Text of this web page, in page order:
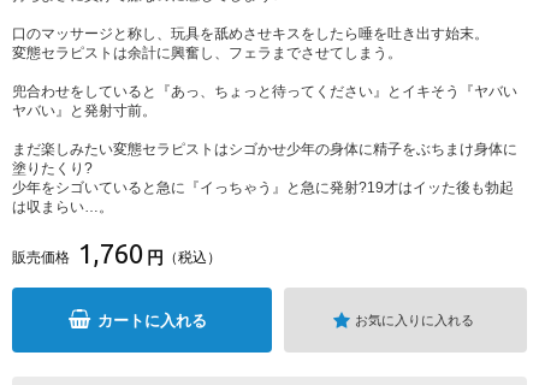
口のマッサージと称し、玩具を舐めさせキスをしたら唾を吐き出す始末。
変態セラピストは余計に興奮し、フェラまでさせてしまう。
兜合わせをしていると『あっ、ちょっと待ってください』とイキそう『ヤバい
ヤバい』と発射寸前。
まだ楽しみたい変態セラピストはシゴかせ少年の身体に精子をぶちまけ身体に
塗りたくり?
少年をシゴいていると急に『イっちゃう』と急に発射?19才はイッた後も勃起
は収まらい…。
販売価格 1,760 円 （税込）
カートに入れる お気に入りに入れる